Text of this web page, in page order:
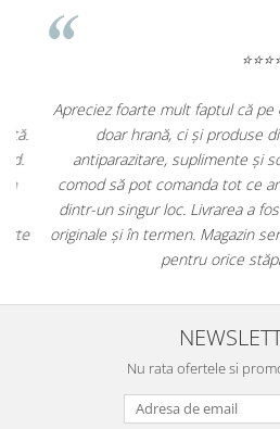
⭐⭐⭐⭐⭐
Apreciez foarte mult faptul că pe
doar hrană, ci și produse din
antiparazitare, suplimente și
comod să pot comanda tot ce am
dintr-un singur loc. Livrarea a fost
originale și în termen. Magazin
pentru orice stăpân
Nu rata ofertele si